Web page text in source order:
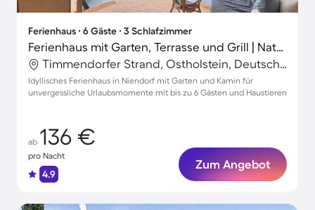
Ferienhaus ∙ 6 Gäste ∙ 3 Schlafzimmer
Ferienhaus mit Garten, Terrasse und Grill | Naturblick
Timmendorfer Strand, Ostholstein, Deutschland
Idyllisches Ferienhaus in Niendorf mit Garten und Kamin für
unvergessliche Urlaubsmomente mit bis zu 6 Gästen und Haustieren
ab 136 €
pro Nacht
4.9
Zum Angebot